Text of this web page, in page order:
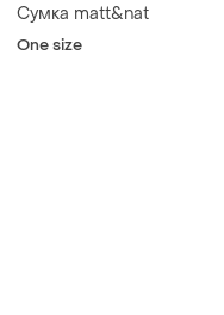
Сумка matt&nat
One size